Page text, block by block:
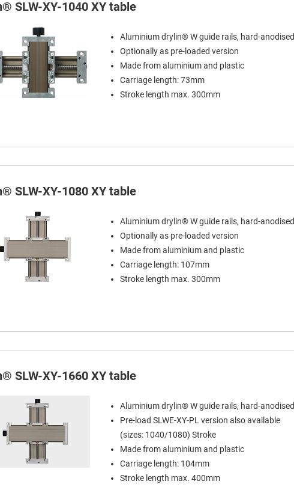
SLW-XY-1040 XY table
Aluminium drylin® W guide rails, hard-anodised
Optionally as pre-loaded version
Made from aluminium and plastic
Carriage length: 73mm
Stroke length max. 300mm
SLW-XY-1080 XY table
Aluminium drylin® W guide rails, hard-anodised
Optionally as pre-loaded version
Made from aluminium and plastic
Carriage length: 107mm
Stroke length max. 300mm
SLW-XY-1660 XY table
Aluminium drylin® W guide rails, hard-anodised
Pre-load SLWE-XY-PL version also available
(sizes: 1040/1080) Stroke
Made from aluminium and plastic
Carriage length: 104mm
Stroke length max. 400mm